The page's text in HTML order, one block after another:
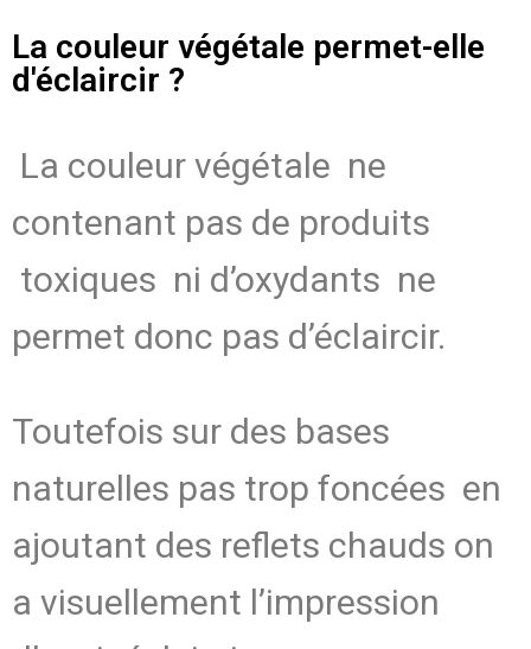
La couleur végétale permet-elle
d'éclaircir ?
La couleur végétale ne
contenant pas de produits
toxiques ni d’oxydants ne
permet donc pas d’éclaircir.
Toutefois sur des bases
naturelles pas trop foncées en
ajoutant des reflets chauds on
a visuellement l’impression